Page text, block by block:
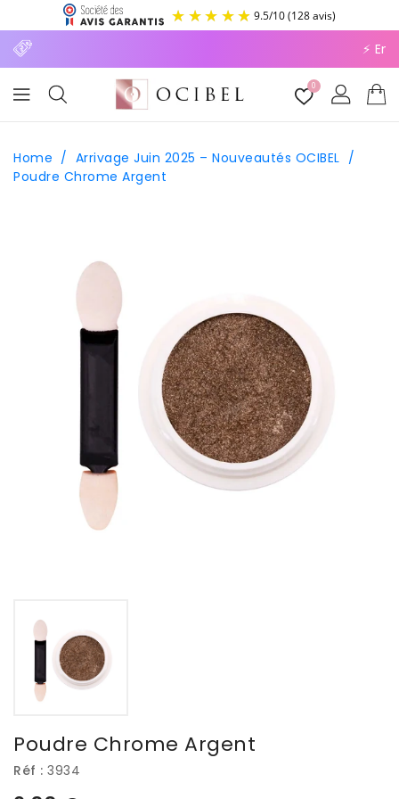
9.5/10
⚡
0
Home / Arrivage Juin 2025 – Nouveautés OCIBEL /
Poudre Chrome Argent
Poudre Chrome Argent
Réf : 3934